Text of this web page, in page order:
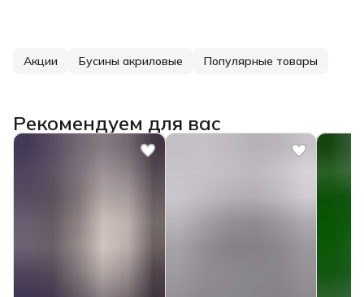
Акции Бусины акриловые Популярные товары
Рекомендуем для вас